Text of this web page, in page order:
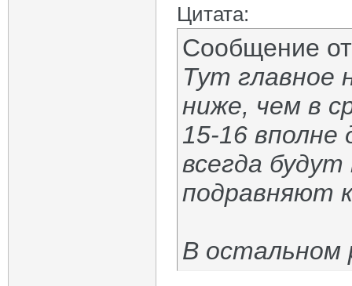
Цитата:
Сообщение
Тут главное
ниже, чем в
15-16
всегда
подравняют
В остальном